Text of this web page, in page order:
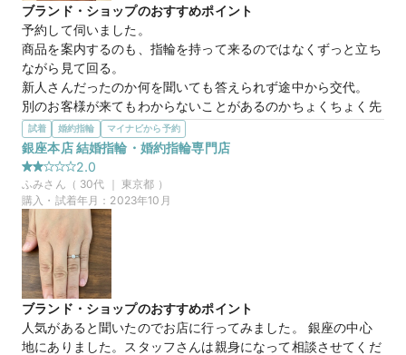
ブランド・ショップのおすすめポイント
予約して伺いました。
商品を案内するのも、指輪を持って来るのではなくずっと立ち
ながら見て回る。
新人さんだったのか何を聞いても答えられず途中から交代。
別のお客様が来てもわからないことがあるのかちょくちょく先
輩に聞きに来て案内中断。
特典も渡し忘れて、こちらから伺いました。
もうこちらを利用することはないと思います。
選んだ商品を気に入った理由
特に気に入った商品はありませんでした。お店は立派ですが、
店員さんの教育、指導、勉強が足りないのではないかなと思い
ました。
接客を丁寧にしようという姿勢はあったと思います。厳しく書
きましたが、今後改善してもらえたらと思います。
商品名 プラチナエンゲージリング
試着 婚約指輪 マイナビから予約
銀座本店 結婚指輪・婚約指輪専門店
2.0
ふみさん（ 30代 ｜ 東京都 ）
購入・試着年月： 2023年10月
ブランド・ショップのおすすめポイント
人気があると聞いたのでお店に行ってみました。 銀座の中心
地にありました。スタッフさんは親身になって相談させてくだ